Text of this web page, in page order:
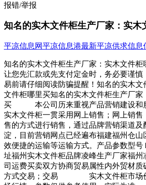
报错/举报
知名的实木文件柜生产厂家：实木
平凉信息网平凉信息港最新平凉供求信息
知名的实木文件柜生产厂家：实木文件柜
让您先汇款或先支付定金时，务必要谨慎
易前请仔细阅读防骗提醒！知名的实木文
文件柜哪里买知名的实木文件柜生产厂家
买 本公司历来重视产品营销建设和
实木文件柜一贯采用网上销售；网上销售
售的方式进行销售，通过品牌营销渠道及
淀，目前营销网点已经遍布福建福州仓山
效便捷的运输等运输方式。产品参数型号
址福州实木文件柜品牌凌峰生产厂家福州
司运费买卖双方协商贸易属性内外贸材质
方式交易；交易 实木文件柜市场价